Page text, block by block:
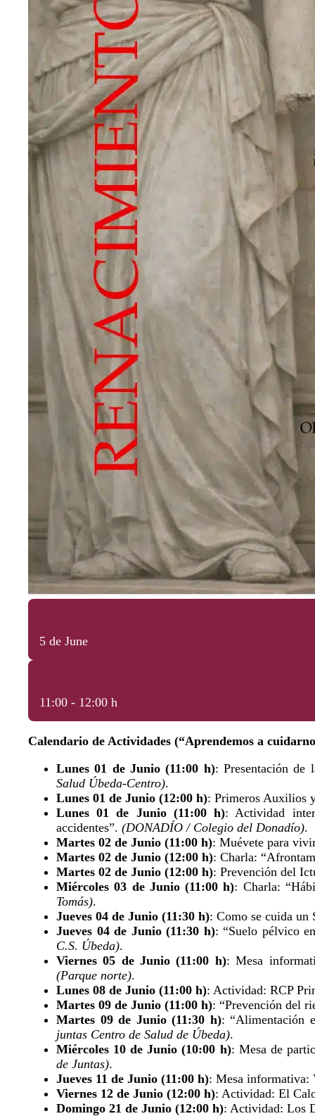
5 de June
11:00 - 12:00 h
Calendario de Actividades (“Aprendemos a
Lunes 01 de Junio (11:00 h): Presentación de
Salud Úbeda-Centro).
Lunes 01 de Junio (12:00 h): Primeros Auxilios
Lunes 01 de Junio (11:00 h): Actividad
accidentes”. (DONADÍO / Colegio del Donadío).
Martes 02 de Junio (11:00 h): Muévete para
Martes 02 de Junio (12:00 h): Charla:
Martes 02 de Junio (12:00 h): Prevención del
Miércoles 03 de Junio (11:00 h): Charla:
Tomás).
Jueves 04 de Junio (11:30 h): Como se cuida un
Jueves 04 de Junio (11:30 h): “Suelo pélvico
C.S. Úbeda).
Viernes 05 de Junio (11:00 h): Mesa
(Parque norte).
Lunes 08 de Junio (11:00 h): Actividad: RCP
Martes 09 de Junio (11:00 h): “Prevención del
Martes 09 de Junio (11:30 h): “Alimentación
juntas Centro de Salud de Úbeda).
Miércoles 10 de Junio (10:00 h): Mesa de
de Juntas).
Jueves 11 de Junio (11:00 h): Mesa informativa:
Viernes 12 de Junio (12:00 h): Actividad: El
Domingo 21 de Junio (12:00 h): Actividad: Los